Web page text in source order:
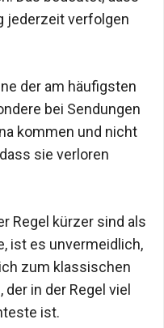
jederzeit verfolgen
der am häufigsten
bei Sendungen
kommen und nicht
sie verloren
Regel kürzer sind als
ist es unvermeidlich,
zum klassischen
, der in der Regel viel
ist.